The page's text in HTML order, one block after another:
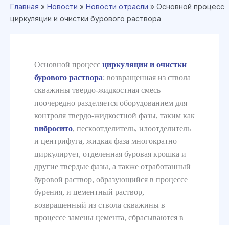
Главная » Новости » Новости отрасли » Основной процесс
циркуляции и очистки бурового раствора
Основной процесс циркуляции и очистки
бурового раствора: возвращенная из ствола
скважины твердо-жидкостная смесь
поочередно разделяется оборудованием для
контроля твердо-жидкостной фазы, таким как
вибросито, пескоотделитель, илоотделитель
и центрифуга, жидкая фаза многократно
циркулирует, отделенная буровая крошка и
другие твердые фазы, а также отработанный
буровой раствор, образующийся в процессе
бурения, и цементный раствор,
возвращенный из ствола скважины в
процессе замены цемента, сбрасываются в